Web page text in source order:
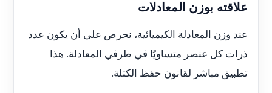
علاقته بوزن المعادلات
عند وزن المعادلة الكيميائية، نحرص على أن يكون عدد
ذرات كل عنصر متساويًا في طرفي المعادلة. هذا
تطبيق مباشر لقانون حفظ الكتلة.